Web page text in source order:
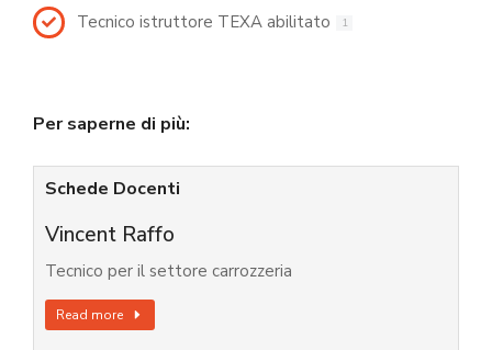
Tecnico istruttore TEXA abilitato 1
Per saperne di più:
Schede Docenti
Vincent Raffo
Tecnico per il settore carrozzeria
Read more